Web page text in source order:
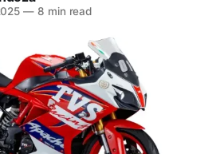
— 8 min read